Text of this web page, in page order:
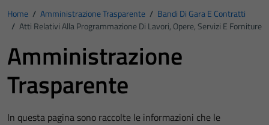
Home / Amministrazione Trasparente / Bandi Di Gara E Contratti
/ Atti Relativi Alla Programmazione Di Lavori, Opere, Servizi E Forniture
Amministrazione
Trasparente
In questa pagina sono raccolte le informazioni che le